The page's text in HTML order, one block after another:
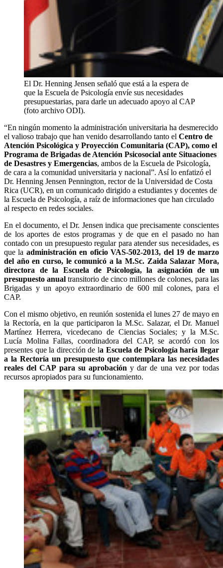
El Dr. Henning Jensen señaló que está a la espera de
que la Escuela de Psicología envíe sus necesidades
presupuestarias, para darle un adecuado apoyo al CAP
(foto archivo ODI).
“En ningún momento la administración universitaria ha desmerecido
el valioso trabajo que han venido desarrollando tanto el Centro de
Atención Psicológica y Proyección Comunitaria (CAP), como el
Programa de Brigadas de Atención Psicosocial ante Situaciones
de Desastres y Emergencias, ambos de la Escuela de Psicología,
de cara a la comunidad universitaria y nacional”. Así lo enfatizó el
Dr. Henning Jensen Pennington, rector de la Universidad de Costa
Rica (UCR), en un comunicado dirigido a estudiantes y docentes de
la Escuela de Psicología, a raíz de informaciones que han circulado
al respecto en redes sociales.
En el documento, el Dr. Jensen indica que precisamente conscientes
de los aportes de estos programas y de que en el pasado no han
contado con un presupuesto regular para atender sus necesidades, es
que la administración en oficio VAS-502-2013, del 19 de marzo
del año en curso, le comunicó a la M.Sc. Zaida Salazar Mora,
directora de la Escuela de Psicología, la asignación de un
presupuesto anual transitorio de cinco millones de colones, para las
Brigadas y un apoyo extraordinario de 600 mil colones, para el
CAP.
Con el mismo objetivo, en reunión sostenida el lunes 27 de mayo en
la Rectoría, en la que participaron la M.Sc. Salazar, el Dr. Manuel
Martínez Herrera, vicedecano de Ciencias Sociales; y la M.Sc.
Lucía Molina Fallas, coordinadora del CAP, se acordó con los
presentes que la dirección de la Escuela de Psicología haría llegar
a la Rectoría un presupuesto que contemplara las necesidades
reales del CAP para su aprobación y dar de una vez por todas
recursos apropiados para su funcionamiento.